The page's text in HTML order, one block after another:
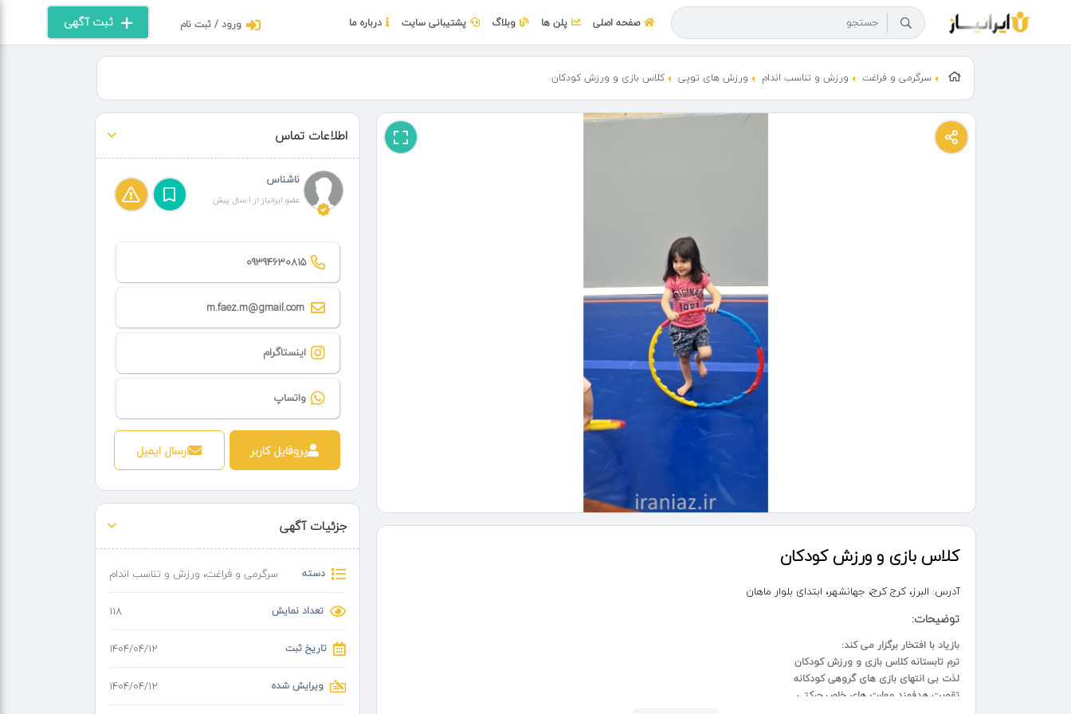
ثبت آگهی ورود / ثبت نام صفحه اصلی پلن ها وبلاگ پشتیبانی سایت درباره ما
سرگرمی و فراغت ورزش و تناسب اندام ورزش های توپی کلاس بازی و ورزش کودکان
کلاس بازی و ورزش کودکان
آدرس: البرز، کرج کرج، جهانشهر، ابتدای بلوار ماهان
توضیحات:
بازیاد با افتخار برگزار می کند:
ترم تابستانه کلاس بازی و ورزش کودکان
لذت بی انتهای بازی های گروهی کودکانه
تقویت هدفمند مهارت های خاص حرکتی
اطلاعات تماس
ناشناس
عضو ایرانیاز از 1 سال پیش
09394630815
m.faez.m@gmail.com
اینستاگرام
واتساپ
پروفایل کاربر ارسال ایمیل
جزئیات آگهی
دسته سرگرمی و فراغت، ورزش و تناسب اندام
تعداد نمایش 118
تاریخ ثبت ۱۴۰۴/۰۴/۱۲
ویرایش شده ۱۴۰۴/۰۴/۱۲